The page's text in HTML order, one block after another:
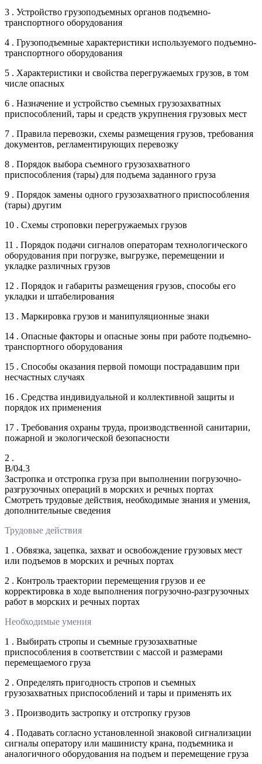
3 . Устройство грузоподъемных органов подъемно-
транспортного оборудования
4 . Грузоподъемные характеристики используемого подъемно-
транспортного оборудования
5 . Характеристики и свойства перегружаемых грузов, в том
числе опасных
6 . Назначение и устройство съемных грузозахватных
приспособлений, тары и средств укрупнения грузовых мест
7 . Правила перевозки, схемы размещения грузов, требования
документов, регламентирующих перевозку
8 . Порядок выбора съемного грузозахватного
приспособления (тары) для подъема заданного груза
9 . Порядок замены одного грузозахватного приспособления
(тары) другим
10 . Схемы строповки перегружаемых грузов
11 . Порядок подачи сигналов операторам технологического
оборудования при погрузке, выгрузке, перемещении и
укладке различных грузов
12 . Порядок и габариты размещения грузов, способы его
укладки и штабелирования
13 . Маркировка грузов и манипуляционные знаки
14 . Опасные факторы и опасные зоны при работе подъемно-
транспортного оборудования
15 . Способы оказания первой помощи пострадавшим при
несчастных случаях
16 . Средства индивидуальной и коллективной защиты и
порядок их применения
17 . Требования охраны труда, производственной санитарии,
пожарной и экологической безопасности
2 .
B/04.3
Застропка и отстропка груза при выполнении погрузочно-
разгрузочных операций в морских и речных портах
Смотреть трудовые действия, необходимые знания и умения,
дополнительные сведения
Трудовые действия
1 . Обвязка, зацепка, захват и освобождение грузовых мест
или подъемов в морских и речных портах
2 . Контроль траектории перемещения грузов и ее
корректировка в ходе выполнения погрузочно-разгрузочных
работ в морских и речных портах
Необходимые умения
1 . Выбирать стропы и съемные грузозахватные
приспособления в соответствии с массой и размерами
перемещаемого груза
2 . Определять пригодность стропов и съемных
грузозахватных приспособлений и тары и применять их
3 . Производить застропку и отстропку грузов
4 . Подавать согласно установленной знаковой сигнализации
сигналы оператору или машинисту крана, подъемника и
аналогичного оборудования на подъем и перемещение груза